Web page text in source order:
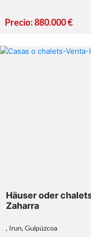
Precio: 880.000 €
Häuser oder
Zaharra
, Irun, Guipúzcoa